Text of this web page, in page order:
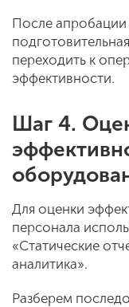
После апробации
переходить к
эффективности.
Шаг 4.
Для оценки
персонала
«Статические
аналитика».
Разберем